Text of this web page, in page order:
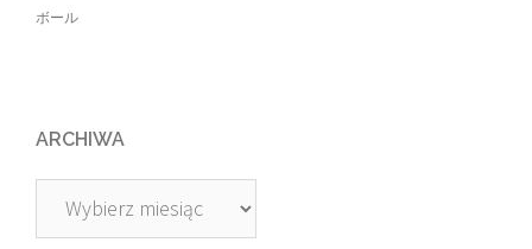
ボール
ARCHIWA
Archiwa